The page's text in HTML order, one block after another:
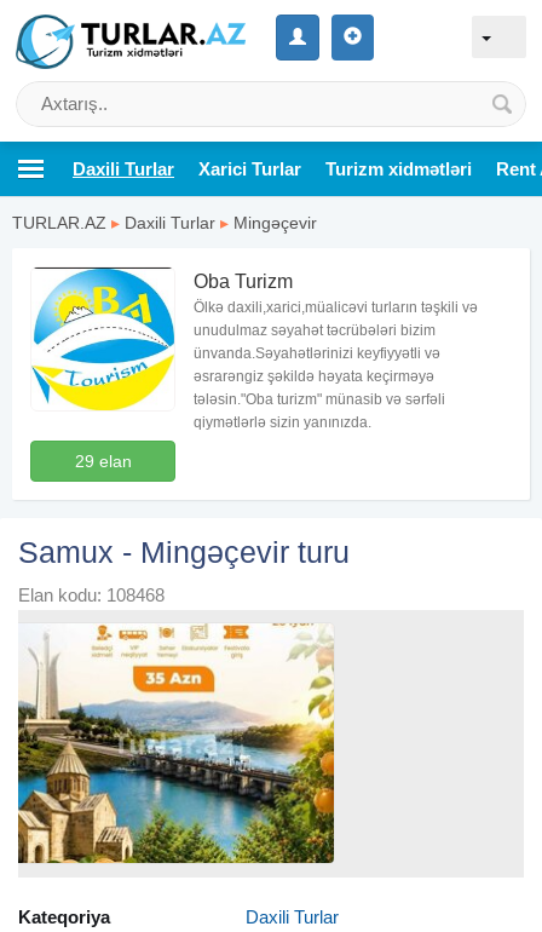
Daxili Turlar Xarici Turlar Turizm xidmətləri Rent
TURLAR.AZ ▸ Daxili Turlar ▸ Mingəçevir
29 elan
Oba Turizm
Ölkə daxili,xarici,müalicəvi turların təşkili və
unudulmaz səyahət təcrübələri bizim
ünvanda.Səyahətlərinizi keyfiyyətli və
əsrarəngiz şəkildə həyata keçirməyə
tələsin."Oba turizm" münasib və sərfəli
qiymətlərlə sizin yanınızda.
Samux - Mingəçevir turu
Elan kodu: 108468
Kateqoriya
Daxili Turlar